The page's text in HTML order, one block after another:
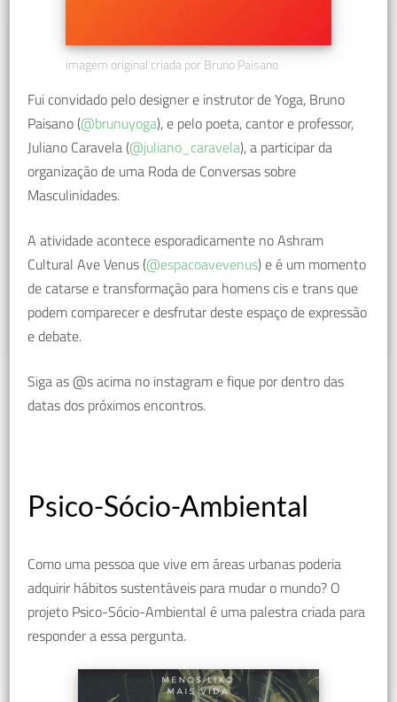
imagem original criada por Bruno Paisano
Fui convidado pelo designer e instrutor de Yoga, Bruno
Paisano (@brunuyoga), e pelo poeta, cantor e professor,
Juliano Caravela (@juliano_caravela), a participar da
organização de uma Roda de Conversas sobre
Masculinidades.
A atividade acontece esporadicamente no Ashram
Cultural Ave Venus (@espacoavevenus) e é um momento
de catarse e transformação para homens cis e trans que
podem comparecer e desfrutar deste espaço de expressão
e debate.
Siga as @s acima no instagram e fique por dentro das
datas dos próximos encontros.
Psico-Sócio-Ambiental
Como uma pessoa que vive em áreas urbanas poderia
adquirir hábitos sustentáveis para mudar o mundo? O
projeto Psico-Sócio-Ambiental é uma palestra criada para
responder a essa pergunta.